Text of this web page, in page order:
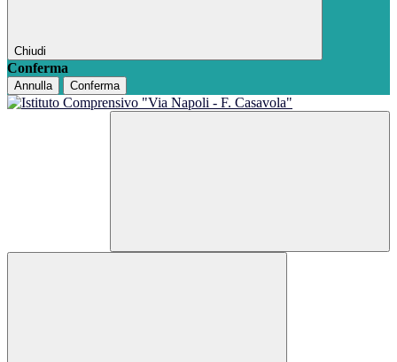
Chiudi
Conferma
Annulla Conferma